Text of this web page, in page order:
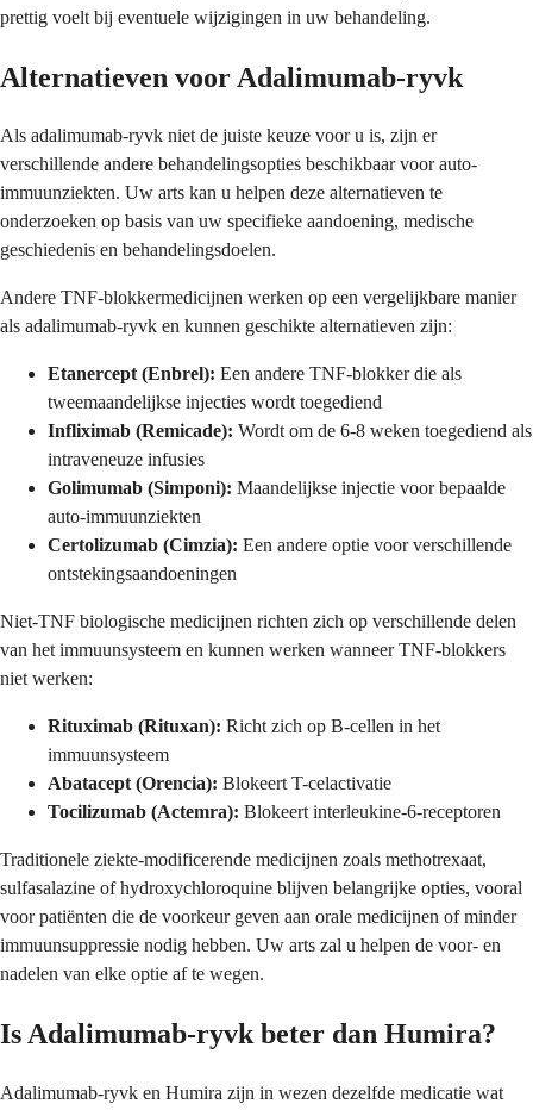
prettig voelt bij eventuele wijzigingen in uw behandeling.
Alternatieven voor Adalimumab-ryvk
Als adalimumab-ryvk niet de juiste keuze voor u is, zijn er
verschillende andere behandelingsopties beschikbaar voor auto-
immuunziekten. Uw arts kan u helpen deze alternatieven te
onderzoeken op basis van uw specifieke aandoening, medische
geschiedenis en behandelingsdoelen.
Andere TNF-blokkermedicijnen werken op een vergelijkbare manier
als adalimumab-ryvk en kunnen geschikte alternatieven zijn:
Etanercept (Enbrel): Een andere TNF-blokker die als
tweemaandelijkse injecties wordt toegediend
Infliximab (Remicade): Wordt om de 6-8 weken toegediend als
intraveneuze infusies
Golimumab (Simponi): Maandelijkse injectie voor bepaalde
auto-immuunziekten
Certolizumab (Cimzia): Een andere optie voor verschillende
ontstekingsaandoeningen
Niet-TNF biologische medicijnen richten zich op verschillende delen
van het immuunsysteem en kunnen werken wanneer TNF-blokkers
niet werken:
Rituximab (Rituxan): Richt zich op B-cellen in het
immuunsysteem
Abatacept (Orencia): Blokeert T-celactivatie
Tocilizumab (Actemra): Blokeert interleukine-6-receptoren
Traditionele ziekte-modificerende medicijnen zoals methotrexaat,
sulfasalazine of hydroxychloroquine blijven belangrijke opties, vooral
voor patiënten die de voorkeur geven aan orale medicijnen of minder
immuunsuppressie nodig hebben. Uw arts zal u helpen de voor- en
nadelen van elke optie af te wegen.
Is Adalimumab-ryvk beter dan Humira?
Adalimumab-ryvk en Humira zijn in wezen dezelfde medicatie wat